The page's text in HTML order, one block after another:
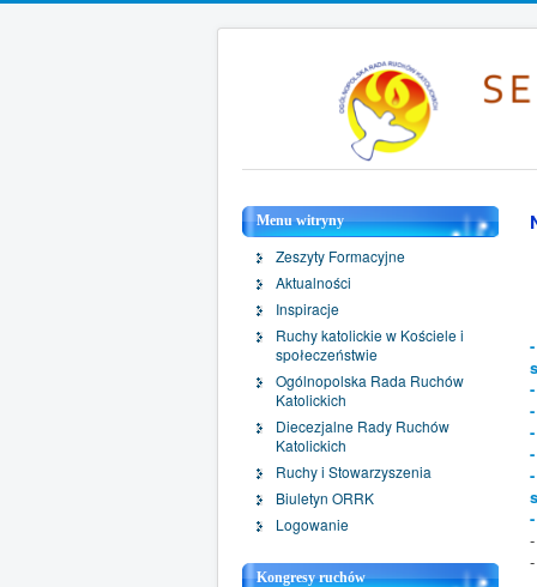
Menu witryny
Zeszyty Formacyjne
Aktualności
Inspiracje
Ruchy katolickie w Kościele i
społeczeństwie
Ogólnopolska Rada Ruchów
Katolickich
Diecezjalne Rady Ruchów
Katolickich
Ruchy i Stowarzyszenia
Biuletyn ORRK
Logowanie
Kongresy ruchów